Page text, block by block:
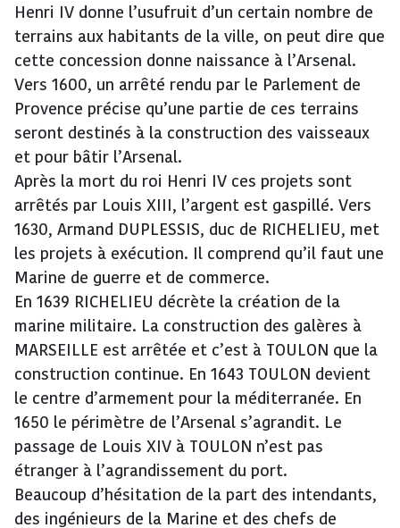
Henri IV donne l’usufruit d’un certain nombre de
terrains aux habitants de la ville, on peut dire que
cette concession donne naissance à l’Arsenal.
Vers 1600, un arrêté rendu par le Parlement de
Provence précise qu’une partie de ces terrains
seront destinés à la construction des vaisseaux
et pour bâtir l’Arsenal.
Après la mort du roi Henri IV ces projets sont
arrêtés par Louis XIII, l’argent est gaspillé. Vers
1630, Armand DUPLESSIS, duc de RICHELIEU, met
les projets à exécution. Il comprend qu’il faut une
Marine de guerre et de commerce.
En 1639 RICHELIEU décrète la création de la
marine militaire. La construction des galères à
MARSEILLE est arrêtée et c’est à TOULON que la
construction continue. En 1643 TOULON devient
le centre d’armement pour la méditerranée. En
1650 le périmètre de l’Arsenal s’agrandit. Le
passage de Louis XIV à TOULON n’est pas
étranger à l’agrandissement du port.
Beaucoup d’hésitation de la part des intendants,
des ingénieurs de la Marine et des chefs de